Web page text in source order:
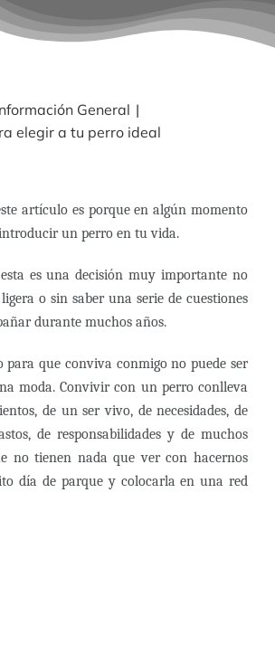
General
elegir a tu perro ideal
artículo es porque en algún momento
un perro en tu vida.
esta es una decisión muy importante no
o sin saber una serie de cuestiones
durante muchos años.
que conviva conmigo no puede ser
moda. Convivir con un perro conlleva
de un ser vivo, de necesidades, de
de responsabilidades y de muchos
no tienen nada que ver con hacernos
día de parque y colocarla en una red